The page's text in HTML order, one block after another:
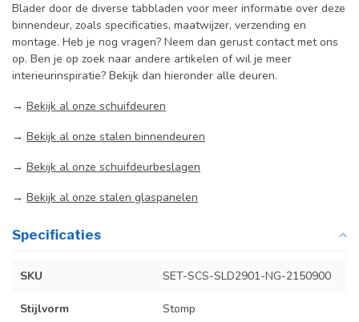
Blader door de diverse tabbladen voor meer informatie over deze
binnendeur, zoals specificaties, maatwijzer, verzending en
montage. Heb je nog vragen? Neem dan gerust contact met ons
op. Ben je op zoek naar andere artikelen of wil je meer
interieurinspiratie? Bekijk dan hieronder alle deuren.
→ Bekijk al onze schuifdeuren
→ Bekijk al onze stalen binnendeuren
→ Bekijk al onze schuifdeurbeslagen
→ Bekijk al onze stalen glaspanelen
Specificaties
SKU SET-SCS-SLD2901-NG-2150900
Stijlvorm Stomp